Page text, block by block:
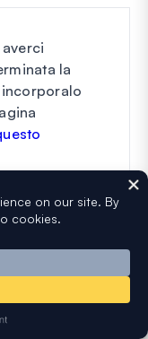
la
versione a
hai accesso
quindi